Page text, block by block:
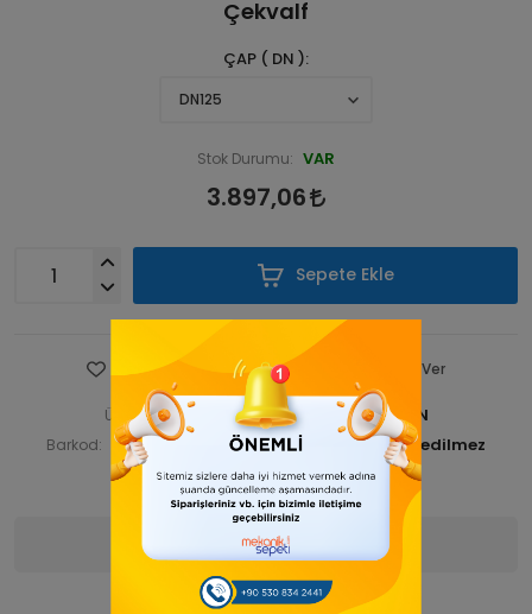
Çekvalf
ÇAP ( DN )
Stok Durumu: VAR
3.897,06
Sepete Ekle
Favorilere Ekle Fiyatı Düşünce Haber Ver
Ürün Kodu: FAFÇEKÇLP 000240-ANA ÜRN
Barkod: FAFCEKCLP00033 İade Bilgisi:
Yorumlar